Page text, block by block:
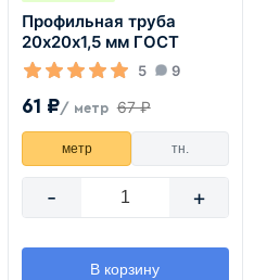
Профильная труба
20х20х1,5 мм ГОСТ
5 9
61 ₽/ метр 67 ₽
метр тн.
- +
В корзину